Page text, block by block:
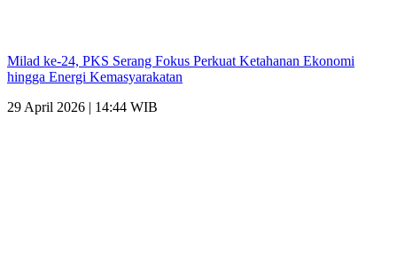
Milad ke-24, PKS Serang Fokus Perkuat Ketahanan Ekonomi
hingga Energi Kemasyarakatan
29 April 2026 | 14:44 WIB